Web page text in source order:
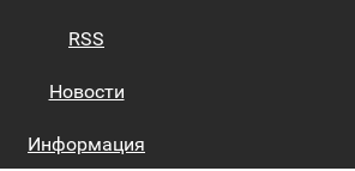
RSS
Новости
Информация